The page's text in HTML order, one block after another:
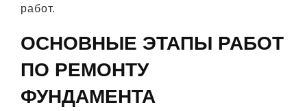
работ.
ОСНОВНЫЕ ЭТАПЫ РАБОТ
ПО РЕМОНТУ
ФУНДАМЕНТА